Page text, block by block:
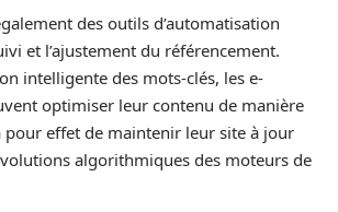
des outils d’automatisation
et l’ajustement du référencement.
intelligente des mots-clés, les e-
optimiser leur contenu de manière
pour effet de maintenir leur site à jour
algorithmiques des moteurs de